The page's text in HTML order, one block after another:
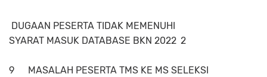
DUGAAN PESERTA TIDAK MEMENUHI
SYARAT MASUK DATABASE BKN 2022 2
9
MASALAH PESERTA TMS KE MS SELEKSI